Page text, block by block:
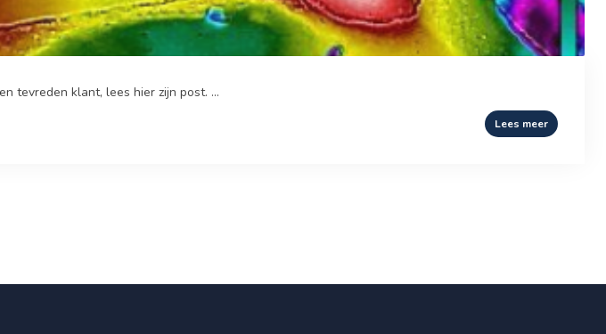
tevreden klant, lees hier zijn post. ...
Lees meer